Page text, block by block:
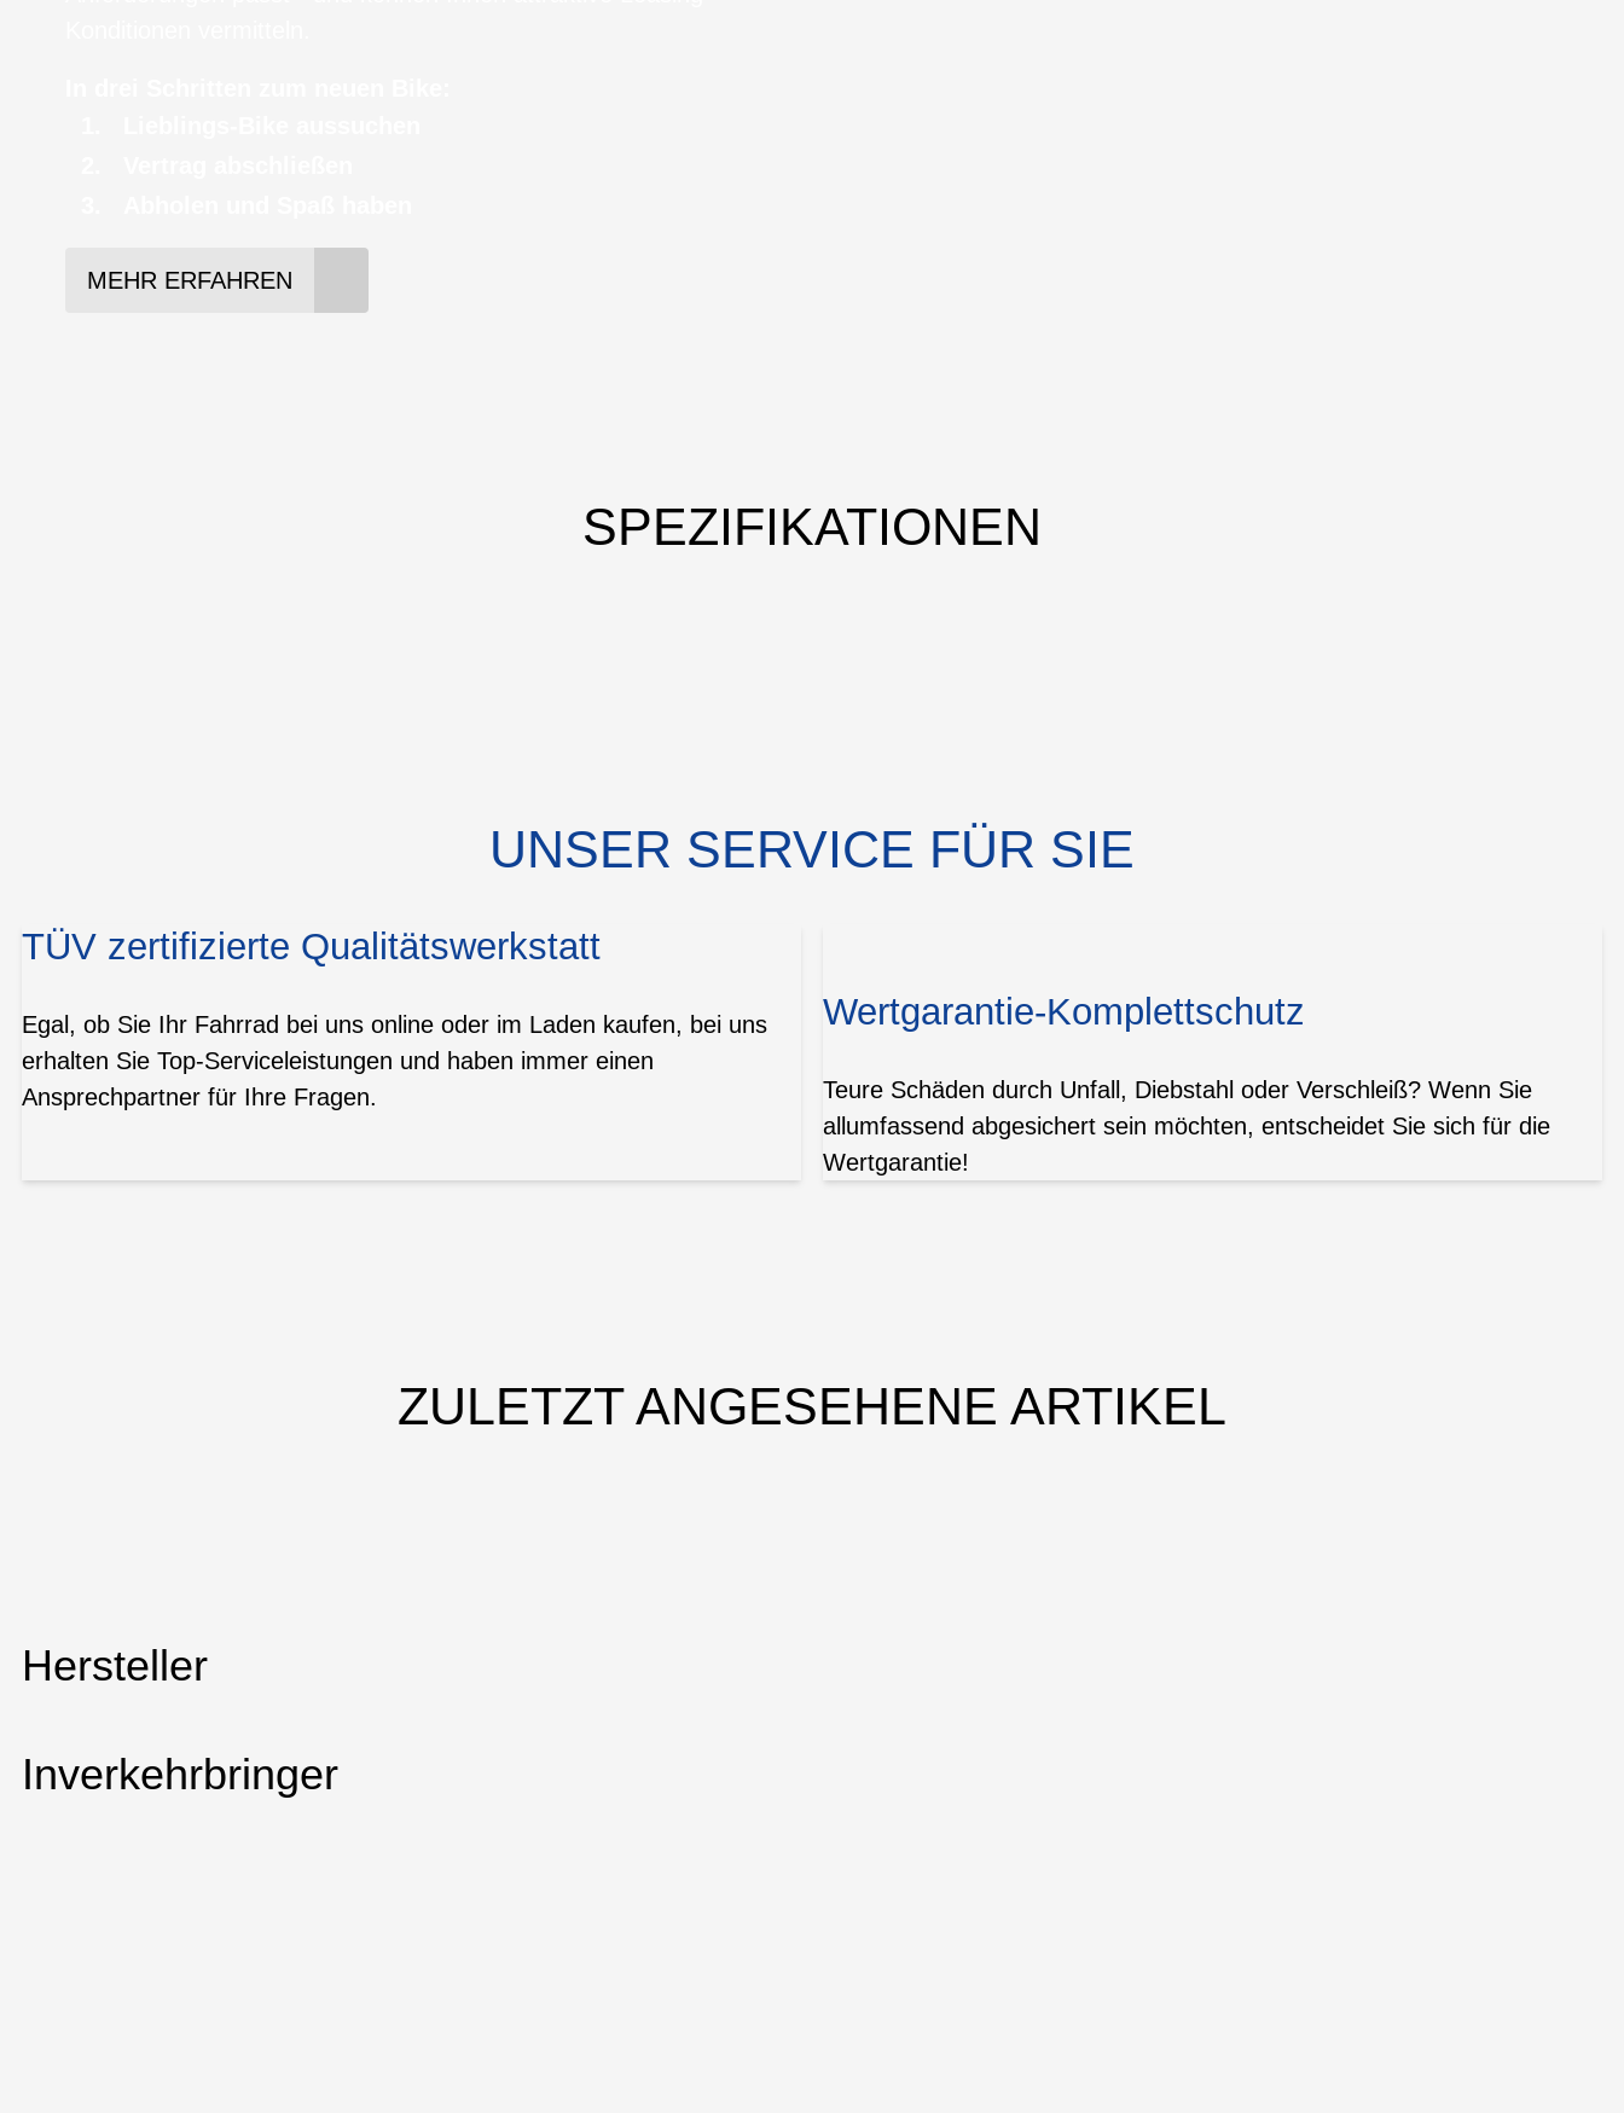
MEHR ERFAHREN
SPEZIFIKATIONEN
UNSER SERVICE FÜR SIE
TÜV zertifizierte Qualitätswerkstatt
Egal, ob Sie Ihr Fahrrad bei uns online oder im Laden kaufen, bei uns
erhalten Sie Top-Serviceleistungen und haben immer einen
Ansprechpartner für Ihre Fragen.
Wertgarantie-Komplettschutz
Teure Schäden durch Unfall, Diebstahl oder Verschleiß? Wenn Sie
allumfassend abgesichert sein möchten, entscheidet Sie sich für die
Wertgarantie!
ZULETZT ANGESEHENE ARTIKEL
Hersteller
Inverkehrbringer